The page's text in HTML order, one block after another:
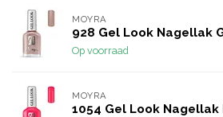
MOYRA
928 Gel Look Nagellak
Op voorraad
MOYRA
1054 Gel Look Nagellak